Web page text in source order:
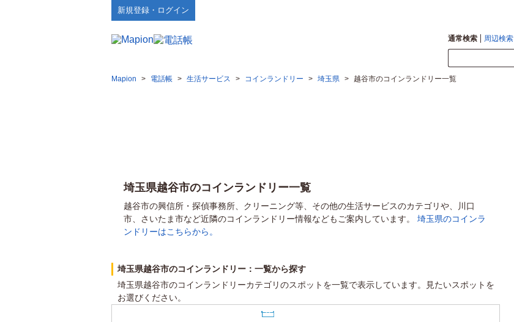
新規登録・ログイン
通常検索 周辺検索
Mapion > 電話帳 > 生活サービス > コインランドリー > 埼玉県 > 越谷市のコインランドリー一覧
埼玉県越谷市のコインランドリー一覧
越谷市の興信所・探偵事務所、クリーニング等、その他の生活サービスのカテゴリや、川口
市、さいたま市など近隣のコインランドリー情報などもご案内しています。 埼玉県のコインラ
ンドリーはこちらから。
埼玉県越谷市のコインランドリー：一覧から探す
埼玉県越谷市のコインランドリーカテゴリのスポットを一覧で表示しています。見たいスポットを
お選びください。
3
7